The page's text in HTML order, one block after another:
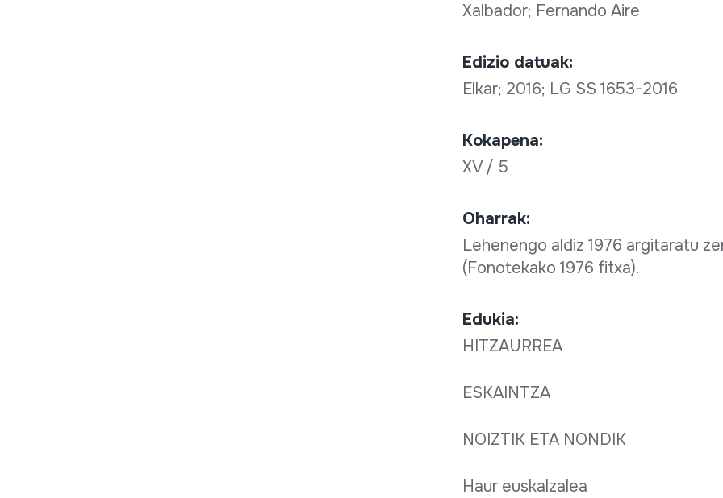
Xalbador; Fernando Aire
Edizio datuak:
Elkar; 2016; LG SS 1653-2016
Kokapena:
XV / 5
Oharrak:
Lehenengo aldiz 1976 argitaratu
(Fonotekako 1976 fitxa).
Edukia:
HITZAURREA
ESKAINTZA
NOIZTIK ETA NONDIK
Haur euskalzalea